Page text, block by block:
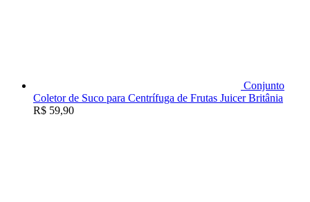
Conjunto
Coletor de Suco para Centrífuga de Frutas Juicer Britânia
R$ 59,90